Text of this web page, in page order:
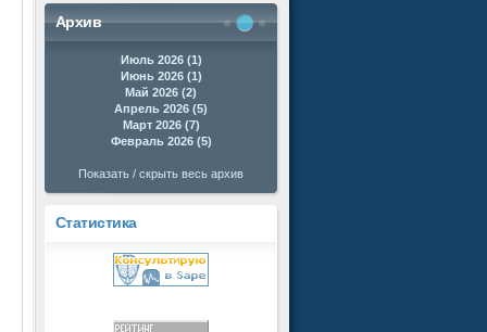
Архив
Июль 2026 (1)
Июнь 2026 (1)
Май 2026 (2)
Апрель 2026 (5)
Март 2026 (7)
Февраль 2026 (5)
Показать / скрыть весь архив
Статистика